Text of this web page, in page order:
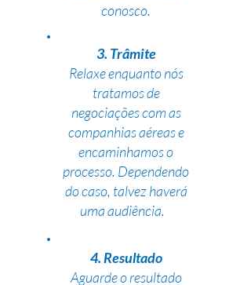
conosco.
3. Trâmite
Relaxe enquanto nós
tratamos de
negociações com as
companhias aéreas e
encaminhamos o
processo. Dependendo
do caso, talvez haverá
uma audiência.
4. Resultado
Aguarde o resultado